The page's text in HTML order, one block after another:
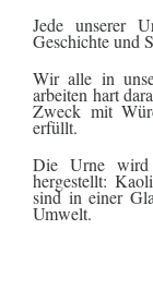
Jede unserer
Geschichte und
Wir alle in
arbeiten hart
Zweck mit
erfüllt.
Die Urne wird
hergestellt:
sind in einer
Umwelt.